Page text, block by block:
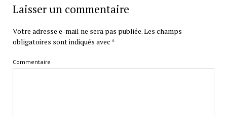
Laisser un commentaire
Votre adresse e-mail ne sera pas publiée.Les champs
obligatoires sont indiqués avec *
Commentaire